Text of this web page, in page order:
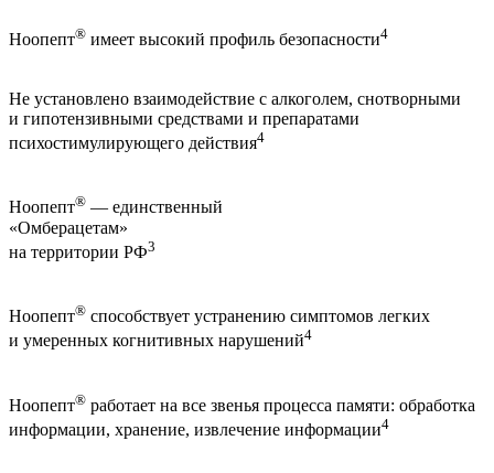
Ноопепт® имеет высокий профиль безопасности4
Не установлено взаимодействие с алкоголем, снотворными
и гипотензивными средствами и препаратами
психостимулирующего действия4
Ноопепт® — единственный
«Омберацетам»
на территории РФ3
Ноопепт® способствует устранению симптомов легких
и умеренных когнитивных нарушений4
Ноопепт® работает на все звенья процесса памяти: обработка
информации, хранение, извлечение информации4